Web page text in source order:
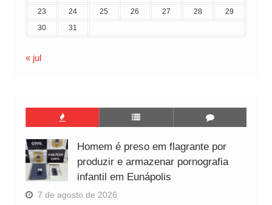
23
24 25 26 27 28
29
30
31
« jul
Homem é preso em flagrante por
produzir e armazenar pornografia
infantil em Eunápolis
7 de agosto de 2026